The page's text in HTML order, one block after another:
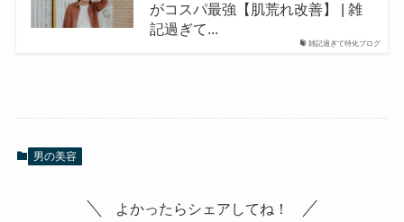
雑記過ぎて特化ブログ
がコスパ最強【肌荒れ改善】 | 雑
記過ぎて...
男の美容
よかったらシェアしてね！